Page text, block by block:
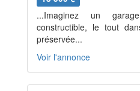
...Imaginez un
constructible, le tout
préservée...
Voir l'annonce